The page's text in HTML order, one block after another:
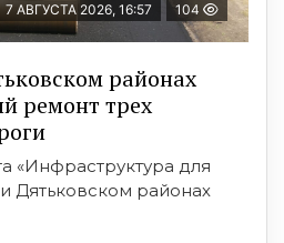
7 АВГУСТА 2026, 16:57 104
районах
ремонт трех
«Инфраструктура для
Дятьковском районах